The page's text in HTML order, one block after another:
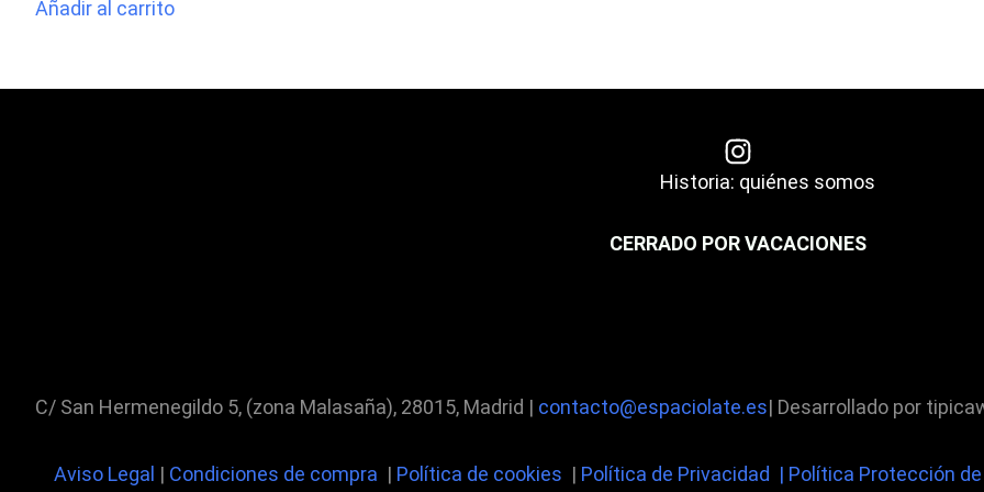
Añadir al carrito
Historia: quiénes somos
CERRADO POR VACACIONES
C/ San Hermenegildo 5, (zona Malasaña), 28015, Madrid | contacto@espaciolate.es| Desarrollado por
Aviso Legal | Condiciones de compra | Política de cookies | Política de Privacidad | Política Protección